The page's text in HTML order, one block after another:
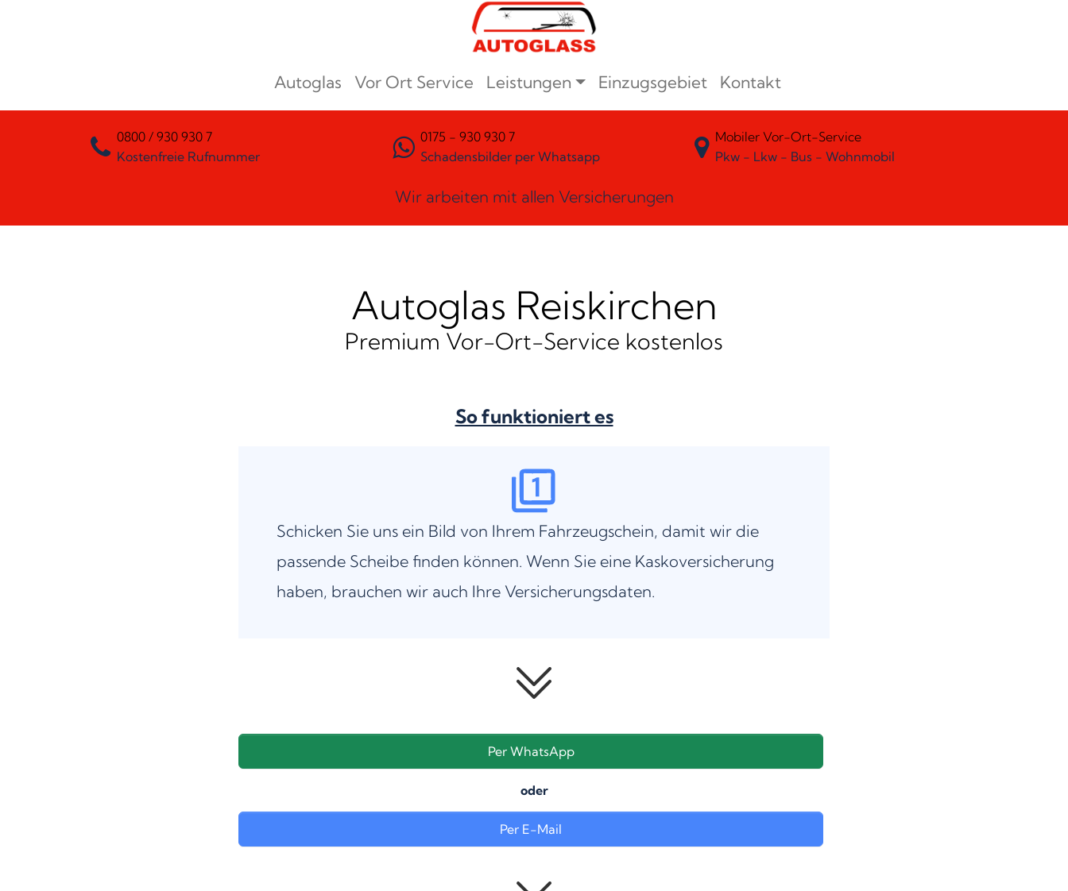
Autoglas Vor Ort Service Leistungen Einzugsgebiet Kontakt
0800 / 930 930 7
Kostenfreie Rufnummer
0175 - 930 930 7
Schadensbilder per Whatsapp
Mobiler Vor-Ort-Service
Pkw - Lkw - Bus - Wohnmobil
Wir arbeiten mit allen Versicherungen
Autoglas Reiskirchen
Premium Vor-Ort-Service kostenlos
So funktioniert es
Schicken Sie uns ein Bild von Ihrem Fahrzeugschein, damit wir die
passende Scheibe finden können. Wenn Sie eine Kaskoversicherung
haben, brauchen wir auch Ihre Versicherungsdaten.
Per WhatsApp
oder
Per E-Mail